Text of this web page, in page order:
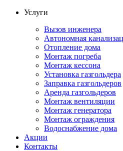
Услуги
Вызов инженера
Автономная
Отопление дома
Монтаж погреба
Монтаж кессона
Установка газгольдера
Заправка газгольдеров
Аренда газгольдеров
Монтаж вентиляции
Монтаж генератора
Монтаж ограждения
Водоснабжение дома
Акции
Контакты